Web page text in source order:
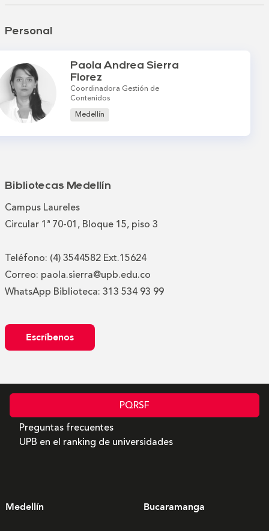
Personal
Paola Andrea Sierra
Florez
Coordinadora Gestión de
Contenidos
Medellín
Bibliotecas Medellín
Campus Laureles
Circular 1ª 70-01, Bloque 15, piso 3
Teléfono: (4) 3544582 Ext.15624
Correo: paola.sierra@upb.edu.co
WhatsApp Biblioteca: 313 534 93 99
Escríbenos
PQRSF
Preguntas frecuentes
UPB en el ranking de universidades
Medellín Bucaramanga